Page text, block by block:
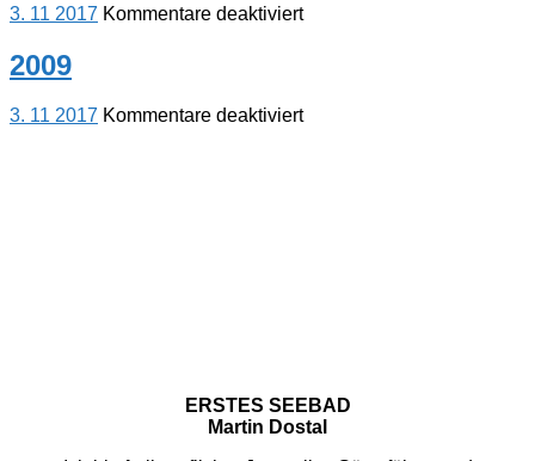
3. 11 2017 Kommentare deaktiviertfür
2009
3. 11 2017 Kommentare deaktiviertfür
ERSTES SEEBAD
Martin Dostal